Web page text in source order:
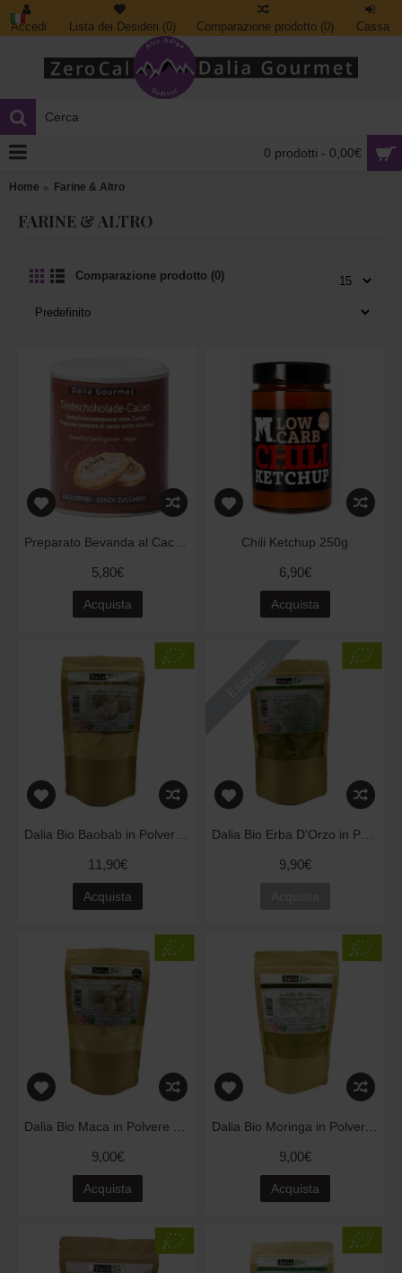
Accedi Lista dei Desideri (0) Comparazione prodotto (0) Cassa
0 prodotti - 0,00€
Home Farine & Altro
FARINE & ALTRO
Comparazione prodotto (0)
5,80€
Acquista
Chili Ketchup 250g
6,90€
Acquista
11,90€
Acquista
Esaurito
9,90€
9,00€
Acquista
9,00€
Acquista